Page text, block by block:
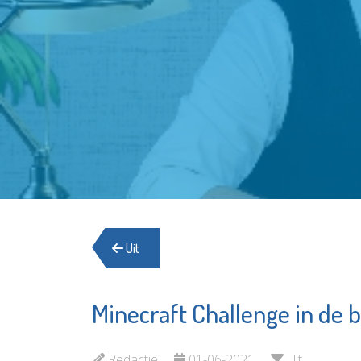
Uit
Minecraft Challenge in de
De Witte